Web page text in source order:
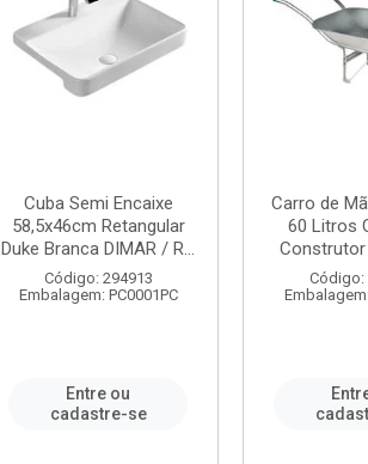
Cuba Semi Encaixe
58,5x46cm Retangular
Duke Branca DIMAR / R...
Código: 294913
Embalagem: PC0001PC
Entre ou
cadastre-se
Carro de
60 Litros
Construtor
Código: